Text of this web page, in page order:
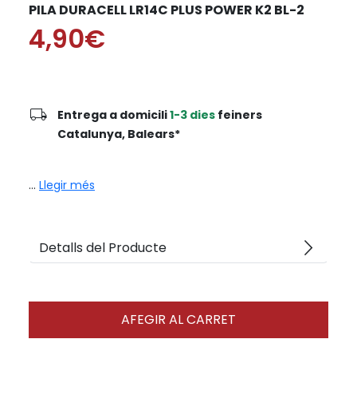
PILA DURACELL LR14C PLUS POWER K2 BL-2
4,90€
local_shipping Entrega a domicili1-3 dies feiners
Catalunya, Balears*
... Llegir més
Detalls del Producte arrow_forward_ios
AFEGIR AL CARRET